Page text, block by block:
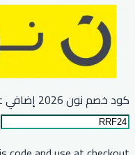
كود خصم نون 2026 إضافي على جميع طلبات من موقع نون